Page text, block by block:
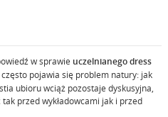
w sprawie uczelnianego dress
często pojawia się problem natury: jak
ubioru wciąż pozostaje dyskusyjna,
przed wykładowcami jak i przed